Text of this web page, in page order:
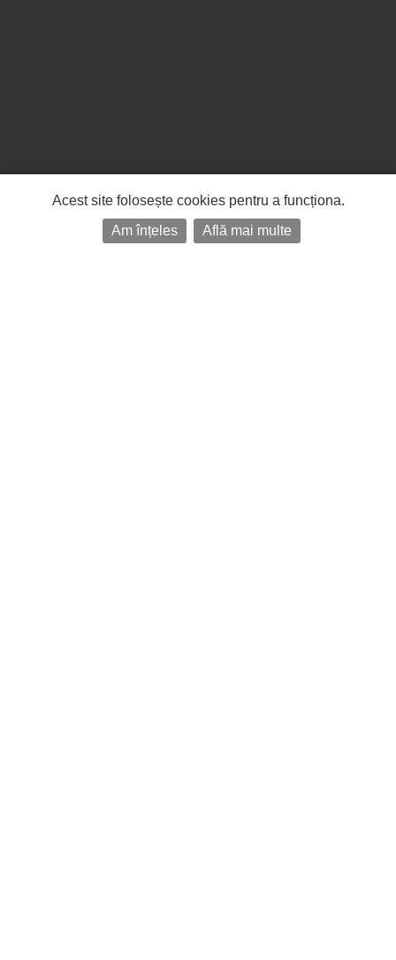
Acest site folosește cookies pentru a funcționa.
Am înțeles
Află mai multe